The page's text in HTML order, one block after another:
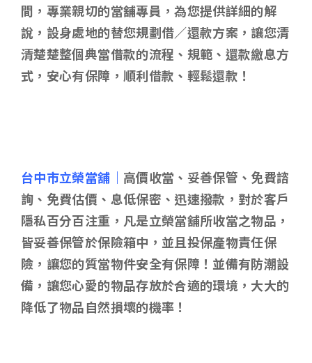
間，專業親切的當舖專員，為您提供詳細的解
說，設身處地的替您規劃借／還款方案，讓您清
清楚楚整個典當借款的流程、規範、還款繳息方
式，安心有保障，順利借款、輕鬆還款！
台中市立榮當舖｜ 高價收當、妥善保管、免費諮
詢、免費估價、息低保密、迅速撥款，對於客戶
隱私百分百注重，凡是立榮當舖所收當之物品，
皆妥善保管於保險箱中，並且投保產物責任保
險，讓您的質當物件安全有保障！並備有防潮設
備，讓您心愛的物品存放於合適的環境，大大的
降低了物品自然損壞的機率！